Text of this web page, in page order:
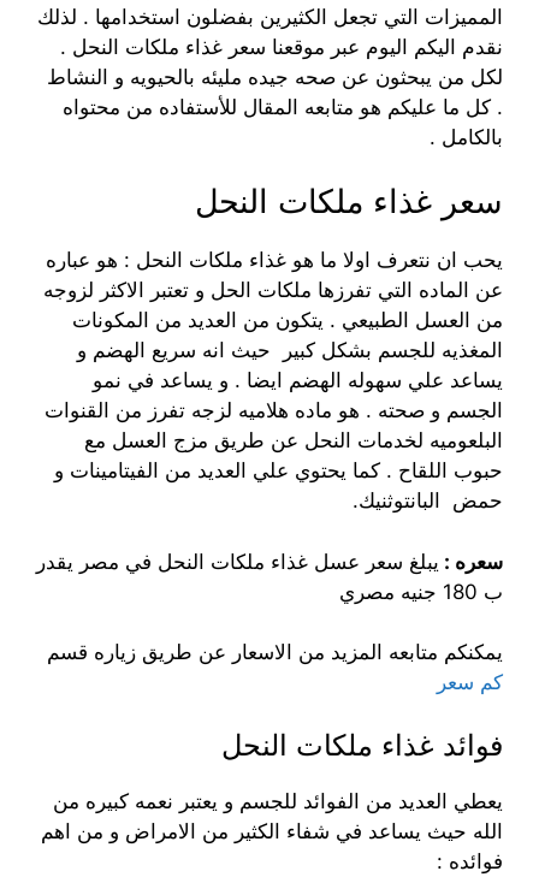
المميزات التي تجعل الكثيرين بفضلون استخدامها . لذلك
نقدم اليكم اليوم عبر موقعنا سعر غذاء ملكات النحل .
لكل من يبحثون عن صحه جيده مليئه بالحيويه و النشاط
. كل ما عليكم هو متابعه المقال للأستفاده من محتواه
بالكامل .
سعر غذاء ملكات النحل
يحب ان نتعرف اولا ما هو غذاء ملكات النحل : هو عباره
عن الماده التي تفرزها ملكات الحل و تعتبر الاكثر لزوجه
من العسل الطبيعي . يتكون من العديد من المكونات
المغذيه للجسم بشكل كبير حيث انه سريع الهضم و
يساعد علي سهوله الهضم ايضا . و يساعد في نمو
الجسم و صحته . هو ماده هلاميه لزجه تفرز من القنوات
البلعوميه لخدمات النحل عن طريق مزج العسل مع
حبوب اللقاح . كما يحتوي علي العديد من الفيتامينات و
حمض البانتوثنيك.
سعره : يبلغ سعر عسل غذاء ملكات النحل في مصر يقدر
ب 180 جنيه مصري
يمكنكم متابعه المزيد من الاسعار عن طريق زياره قسم
كم سعر
فوائد غذاء ملكات النحل
يعطي العديد من الفوائد للجسم و يعتبر نعمه كبيره من
الله حيث يساعد في شفاء الكثير من الامراض و من اهم
فوائده :